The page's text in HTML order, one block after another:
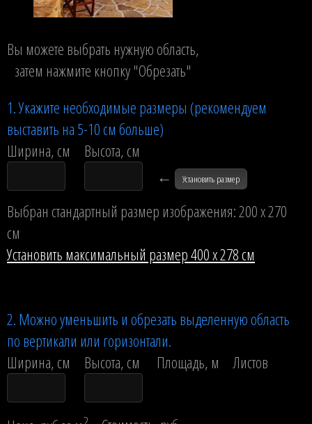
Вы можете выбрать нужную область,
затем нажмите кнопку "Обрезать"
1. Укажите необходимые размеры (рекомендуем
выставить на 5-10 см больше)
Ширина, см
Высота, см
←
Установить размер
Выбран стандартный размер изображения: 200 x 270
см
Установить максимальный размер 400 x 278 см
2. Можно уменьшить и обрезать выделенную область
по вертикали или горизонтали.
Ширина, см
Высота, см Площадь, м Листов